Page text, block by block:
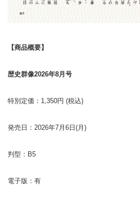
【商品概要】
歴史群像2026年8月号
特別定価：1,350円 (税込)
発売日：2026年7月6日(月)
判型：B5
電子版：有